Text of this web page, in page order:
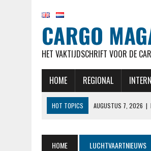
CARGO
HET VAKTIJDSCHRIFT VOOR DE
HOME REGIONAL
HOT TOPICS AUGUSTUS 7, 2026 |
HOME LUCHTVAARTNIEUWS